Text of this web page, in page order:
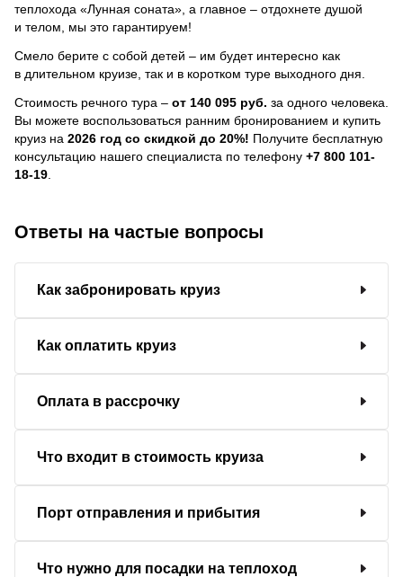
теплохода «Лунная соната», а главное – отдохнете душой
и телом, мы это гарантируем!
Смело берите с собой детей – им будет интересно как
в длительном круизе, так и в коротком туре выходного дня.
Стоимость речного тура – от 140 095 руб. за одного человека.
Вы можете воспользоваться ранним бронированием и купить
круиз на 2026 год со скидкой до 20%! Получите бесплатную
консультацию нашего специалиста по телефону +7 800 101-
18-19
Ответы на частые вопросы
Как забронировать круиз
Как оплатить круиз
Оплата в рассрочку
Что входит в стоимость круиза
Порт отправления и прибытия
Что нужно для посадки на теплоход